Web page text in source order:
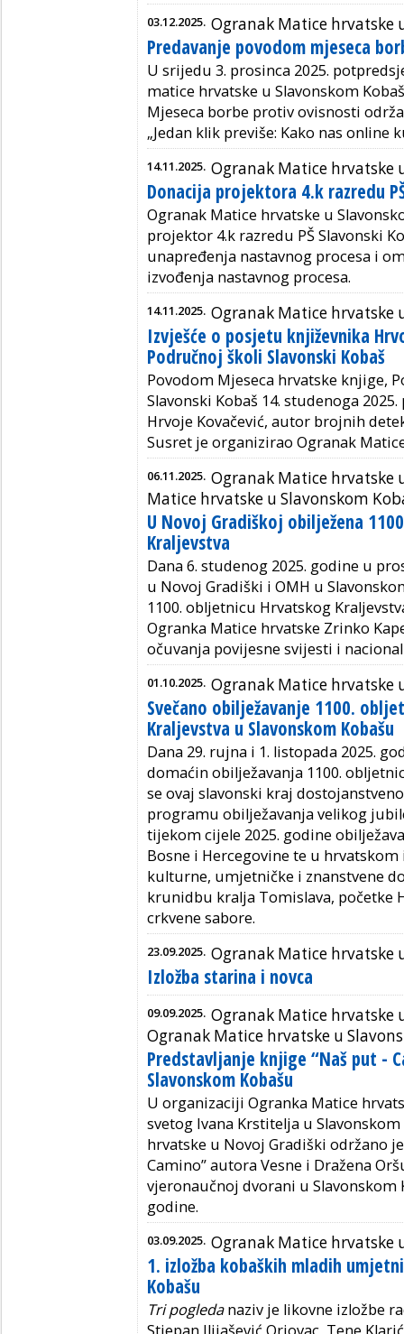
03.12.2025. Ogranak Matice hrvatske
Predavanje povodom mjeseca
U srijedu 3. prosinca 2025.
matice hrvatske u Slavonskom
Mjeseca borbe protiv ovisnosti
„Jedan klik previše: Kako nas online
14.11.2025. Ogranak Matice hrvatske
Donacija projektora 4.k razredu
Ogranak Matice hrvatske u
projektor 4.k razredu PŠ Slavonski
unapređenja nastavnog procesa i
izvođenja nastavnog procesa.
14.11.2025. Ogranak Matice hrvatske
Izvješće o posjetu književnika
Područnoj školi Slavonski Kobaš
Povodom Mjeseca hrvatske knjige,
Slavonski Kobaš 14. studenoga 2025.
Hrvoje Kovačević, autor brojnih
Susret je organizirao Ogranak
06.11.2025. Ogranak Matice hrvatske
Matice hrvatske u Slavonskom
U Novoj Gradiškoj obilježena
Kraljevstva
Dana 6. studenog 2025. godine u
u Novoj Gradiški i OMH u
1100. obljetnicu Hrvatskog
Ogranka Matice hrvatske Zrinko
očuvanja povijesne svijesti i
01.10.2025. Ogranak Matice hrvatske
Svečano obilježavanje 1100.
Kraljevstva u Slavonskom Kobašu
Dana 29. rujna i 1. listopada 2025.
domaćin obilježavanja 1100.
se ovaj slavonski kraj
programu obilježavanja velikog
tijekom cijele 2025. godine
Bosne i Hercegovine te u
kulturne, umjetničke i znanstvene
krunidbu kralja Tomislava, početke
crkvene sabore.
23.09.2025. Ogranak Matice hrvatske
Izložba starina i novca
09.09.2025. Ogranak Matice hrvatske
Ogranak Matice hrvatske u
Predstavljanje knjige “Naš put -
Slavonskom Kobašu
U organizaciji Ogranka Matice
svetog Ivana Krstitelja u
hrvatske u Novoj Gradiški održano
Camino” autora Vesne i Dražena
vjeronaučnoj dvorani u Slavonskom
godine.
03.09.2025. Ogranak Matice hrvatske
1. izložba kobaških mladih
Kobašu
Tri pogledanaziv je likovne izložbe